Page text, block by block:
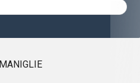
MANIGLIE